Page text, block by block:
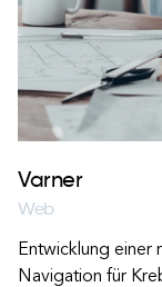
Varner
Web
Entwicklung einer
Navigation für